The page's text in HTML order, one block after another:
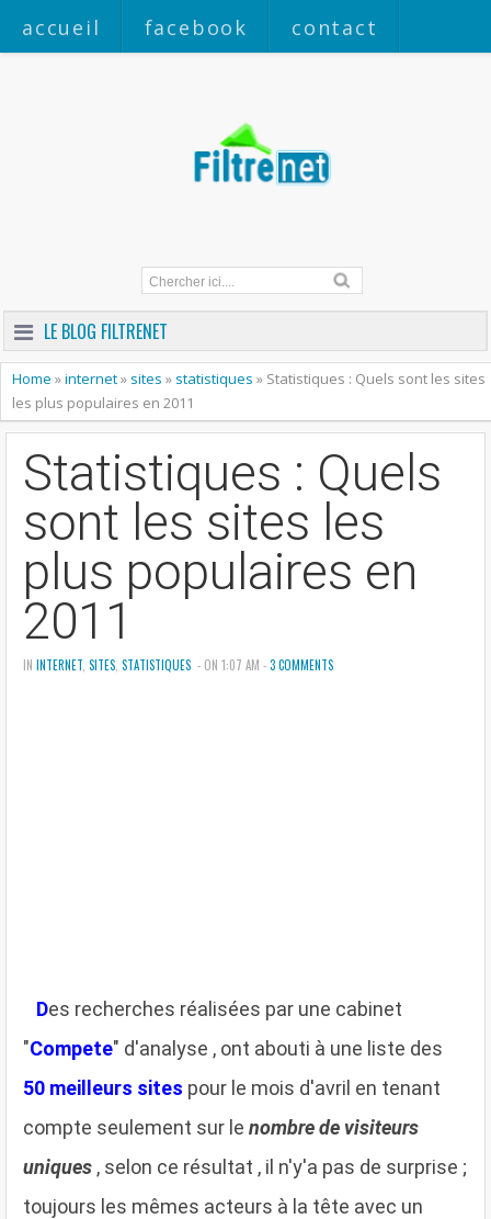
accueil facebook contact
LE BLOG FILTRENET
Home »internet» sites » statistiques » Statistiques : Quels sont les sites
les plus populaires en 2011
Statistiques : Quels
sont les sites les
plus populaires en
2011
IN INTERNET SITES STATISTIQUES - ON 1:07 AM -3 COMMENTS
Des recherches réalisées par une cabinet
"Compete" d'analyse , ont abouti à une liste des
50 meilleurs sites pour le mois d'avril en tenant
compte seulement sur le nombre de visiteurs
uniques , selon ce résultat , il n'y'a pas de surprise ;
toujours les mêmes acteurs à la tête avec un